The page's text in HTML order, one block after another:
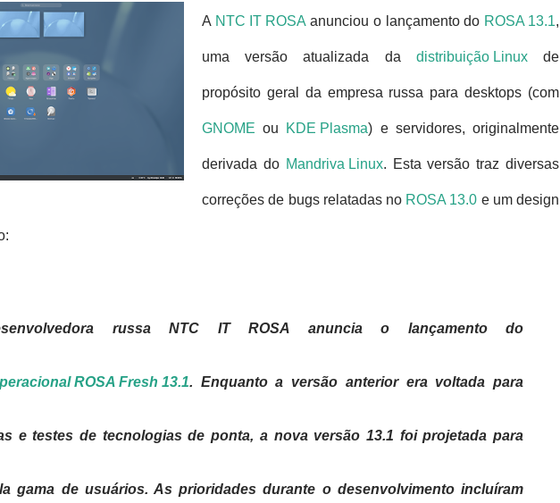
A NTC IT ROSA anunciou o lançamento do ROSA 13.1,
uma versão atualizada da distribuição Linuxde
propósito geral da empresa russa para desktops (com
GNOME ou KDE Plasma) e servidores, originalmente
derivada do Mandriva Linux. Esta versão traz diversas
correções de bugs relatadas no ROSA 13.0 e um design
russa NTC IT ROSA anuncia o lançamento do
ROSA Fresh 13.1. Enquanto a versão anterior era voltada para
e testes de tecnologias de ponta, a nova versão 13.1 foi projetada para
gama de usuários. As prioridades durante o desenvolvimento incluíram